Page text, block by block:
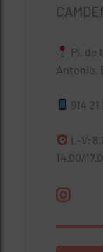
Pl. de
Antonio,
914
L-V:
14.00/